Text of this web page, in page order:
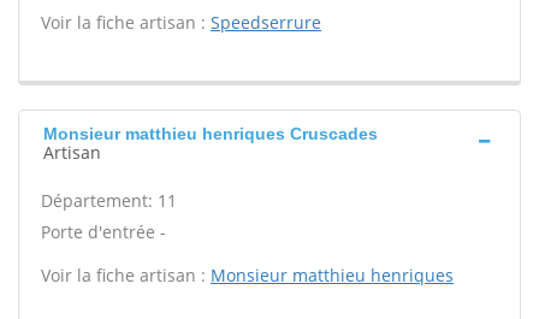
Voir la fiche artisan : Speedserrure
Monsieur matthieu henriques Cruscades
Artisan
Département: 11
Porte d'entrée -
Voir la fiche artisan : Monsieur matthieu henriques